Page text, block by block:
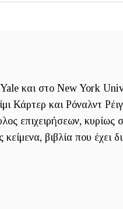
και στο New York
Κάρτερ και Ρόναλντ
επιχειρήσεων, κυρίως
βιβλία που έχει